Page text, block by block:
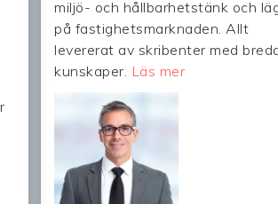
miljö- och hållbarhetstänk och
på fastighetsmarknaden. Allt
levererat av skribenter med
kunskaper. Läs mer